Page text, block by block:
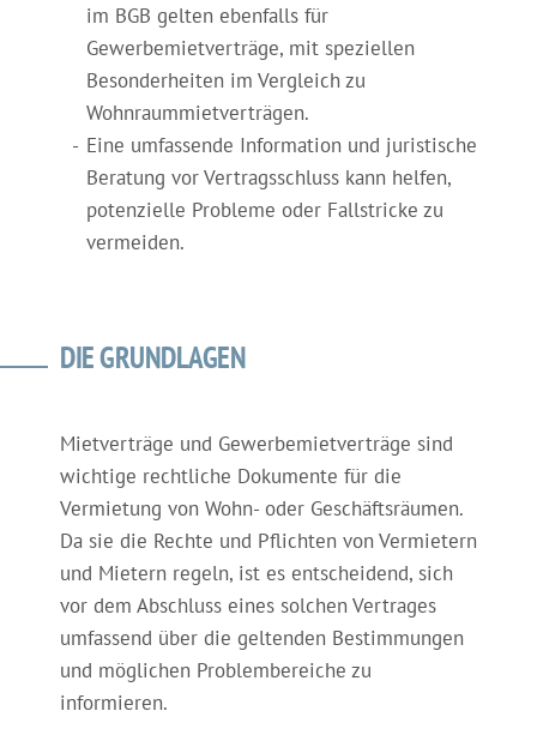
im BGB gelten ebenfalls für
Gewerbemietverträge, mit speziellen
Besonderheiten im Vergleich zu
Wohnraummietverträgen.
Eine umfassende Information und juristische
Beratung vor Vertragsschluss kann helfen,
potenzielle Probleme oder Fallstricke zu
vermeiden.
DIE GRUNDLAGEN
Mietverträge und Gewerbemietverträge sind
wichtige rechtliche Dokumente für die
Vermietung von Wohn- oder Geschäftsräumen.
Da sie die Rechte und Pflichten von Vermietern
und Mietern regeln, ist es entscheidend, sich
vor dem Abschluss eines solchen Vertrages
umfassend über die geltenden Bestimmungen
und möglichen Problembereiche zu
informieren.